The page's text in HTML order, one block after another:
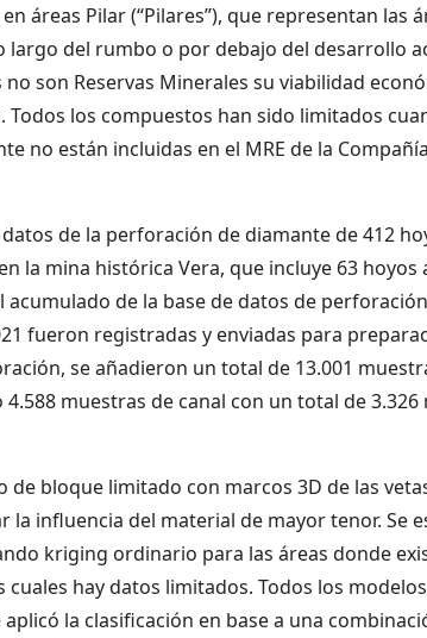
áreas Pilar (“Pilares”), que representan
largo del rumbo o por debajo del desarrollo
son Reservas Minerales su viabilidad
los compuestos han sido limitados
no están incluidas en el MRE de la
de la perforación de diamante de 412
la mina histórica Vera, que incluye 63
de la base de datos de
fueron registradas y enviadas para
se añadieron un total de 13.001
muestras de canal con un total de
de bloque limitado con marcos 3D de las
influencia del material de mayor tenor. Se
kriging ordinario para las áreas donde
hay datos limitados. Todos los
la clasificación en base a una